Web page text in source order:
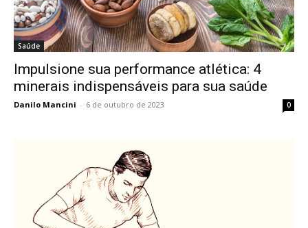
Saúde
Impulsione sua performance atlética: 4
minerais indispensáveis para sua saúde
Danilo Mancini - 6 de outubro de 2023 0